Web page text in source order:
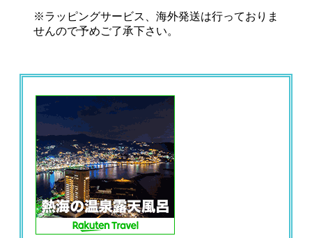
※ラッピングサービス、海外発送は行っておりま
せんので予めご了承下さい。